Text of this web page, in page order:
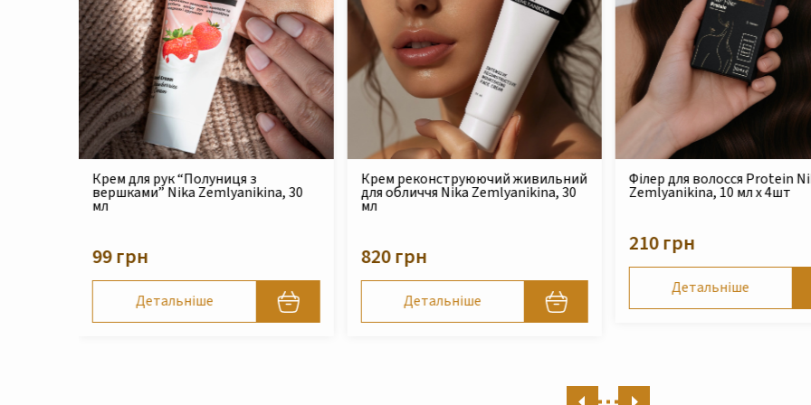
Крем реконструюючий живильний
для обличчя Nika Zemlyanikina, 30
мл
820 грн
Детальніше
Філер для волосся Protein Nika
Zemlyanikina, 10 мл x 4шт
210 грн
Детальніше
Безсульфатний очищуючий
шампунь для сухого та
пошкодженого волосся Nika
490 грн
Детальніше